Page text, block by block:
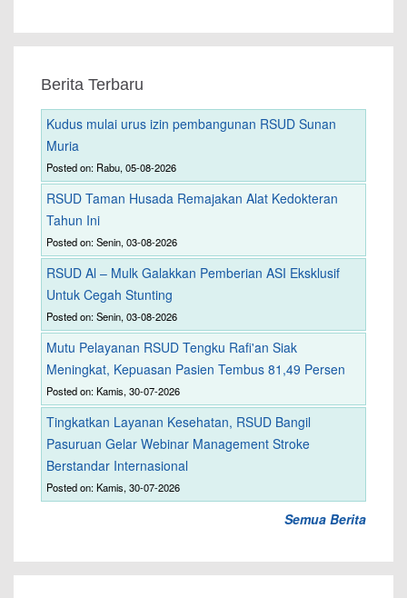
Berita Terbaru
Kudus mulai urus izin pembangunan RSUD Sunan
Muria
Posted on: Rabu, 05-08-2026
RSUD Taman Husada Remajakan Alat Kedokteran
Tahun Ini
Posted on: Senin, 03-08-2026
RSUD Al – Mulk Galakkan Pemberian ASI Eksklusif
Untuk Cegah Stunting
Posted on: Senin, 03-08-2026
Mutu Pelayanan RSUD Tengku Rafi'an Siak
Meningkat, Kepuasan Pasien Tembus 81,49 Persen
Posted on: Kamis, 30-07-2026
Tingkatkan Layanan Kesehatan, RSUD Bangil
Pasuruan Gelar Webinar Management Stroke
Berstandar Internasional
Posted on: Kamis, 30-07-2026
Semua Berita